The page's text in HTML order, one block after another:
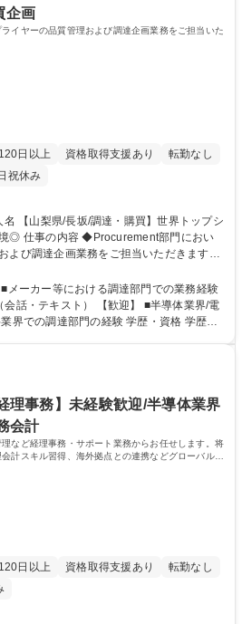
企画
イヤーの品質管理および調達企画業務をご担当いた
日以上 資格取得支援あり
転勤なし
祝休み
におい
よび調達企画業務をご担当いただきます。
ール拠点のProcurement担当と連携し、
調達戦略・企画の立案・推進 ■サプライヤ
項への適合状況の確認・管理 ■新規調達先
報収集、評価、導入検討） ■購買業務全般
メーカー等における調達部門での業務経験
【歓迎】 ■半導体業界/電
達部門の経験 学歴・資格 学歴：
理事務】未経験歓迎/半導体業界
会計
など経理事務・サポート業務からお任せします。将
計スキル習得、海外拠点との連携などグローバルに
日以上 資格取得支援あり
転勤なし